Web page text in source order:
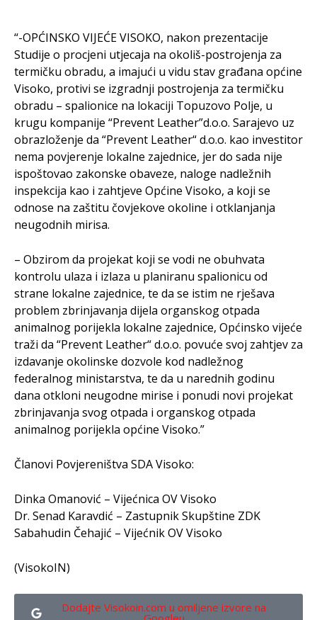
“-OPĆINSKO VIJEĆE VISOKO, nakon prezentacije
Studije o procjeni utjecaja na okoliš-postrojenja za
termičku obradu, a imajući u vidu stav građana općine
Visoko, protivi se izgradnji postrojenja za termičku
obradu – spalionice na lokaciji Topuzovo Polje, u
krugu kompanije “Prevent Leather”d.o.o. Sarajevo uz
obrazloženje da “Prevent Leather“ d.o.o. kao investitor
nema povjerenje lokalne zajednice, jer do sada nije
ispoštovao zakonske obaveze, naloge nadležnih
inspekcija kao i zahtjeve Općine Visoko, a koji se
odnose na zaštitu čovjekove okoline i otklanjanja
neugodnih mirisa.
– Obzirom da projekat koji se vodi ne obuhvata
kontrolu ulaza i izlaza u planiranu spalionicu od
strane lokalne zajednice, te da se istim ne rješava
problem zbrinjavanja dijela organskog otpada
animalnog porijekla lokalne zajednice, Općinsko vijeće
traži da “Prevent Leather“ d.o.o. povuće svoj zahtjev za
izdavanje okolinske dozvole kod nadležnog
federalnog ministarstva, te da u narednih godinu
dana otkloni neugodne mirise i ponudi novi projekat
zbrinjavanja svog otpada i organskog otpada
animalnog porijekla općine Visoko.”
Članovi Povjereništva SDA Visoko:
Dinka Omanović – Vijećnica OV Visoko
Dr. Senad Karavdić – Zastupnik Skupštine ZDK
Sabahudin Čehajić – Vijećnik OV Visoko
(VisokoIN)
Dodajte Visokoin.com u omiljene izvore na